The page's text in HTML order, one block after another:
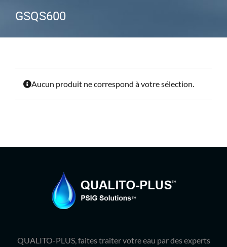
D’où
Produits
GSQS600
Aucun produit ne correspond à votre sélection.
QUALITO-PLUS, faites traiter votre eau par des experts